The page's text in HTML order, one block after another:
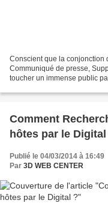
Conscient que la conjonction
Communiqué de presse,
toucher un immense public
Comment
hôtes par le Digital
Publié le 04/03/2014 à 16:49
Par 3D WEB CENTER